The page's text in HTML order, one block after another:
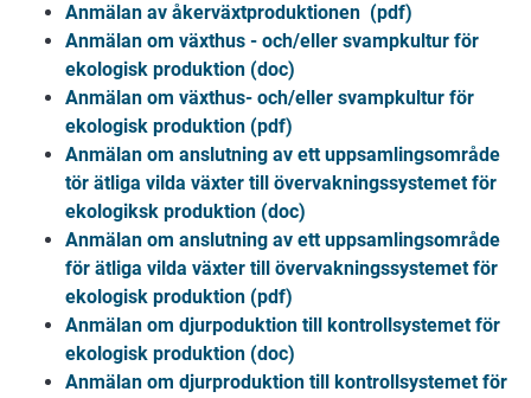
Anmälan av åkerväxtproduktionen (pdf)
Anmälan om växthus - och/eller svampkultur för
ekologisk produktion (doc)
Anmälan om växthus- och/eller svampkultur för
ekologisk produktion (pdf)
Anmälan om anslutning av ett uppsamlingsområde
tör ätliga vilda växter till övervakningssystemet för
ekologiksk produktion (doc)
Anmälan om anslutning av ett uppsamlingsområde
för ätliga vilda växter till övervakningssystemet för
ekologisk produktion (pdf)
Anmälan om djurpoduktion till kontrollsystemet för
ekologisk produktion (doc)
Anmälan om djurproduktion till kontrollsystemet för